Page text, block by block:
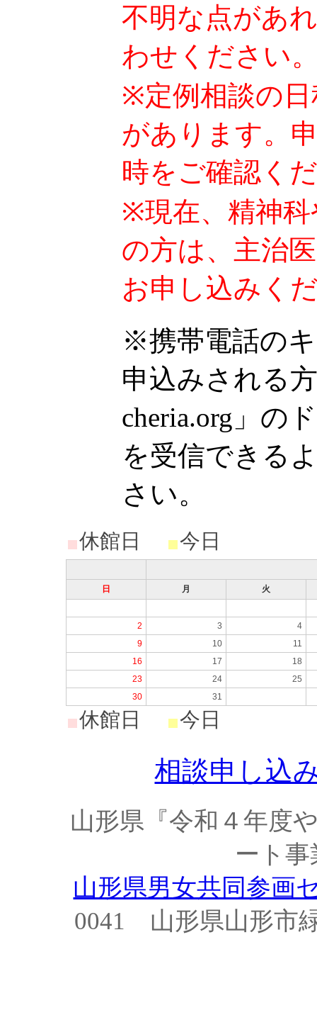
不明な点があ
わせください
※定例相談の
があります。
時をご確認く
※現在、精神
の方は、主治
お申し込みく
※携帯電話の
申込みされる
cheria.org」の
を受信できる
さい。
休館日 今日
日 月 火
2 3
4
9
10
11
16
17
18
23
24
25
30
31
休館日 今日
相談申し込
山形県『令和４年度
ート
山形県男女共同参
0041 山形県山形市